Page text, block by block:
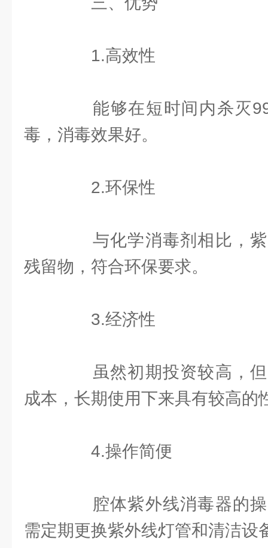
1.高效性
能够在短时间内杀灭
毒，消毒效果好。
2.环保性
与化学消毒剂相比，紫
残留物，符合环保要求。
3.经济性
虽然初期投资较高，但
成本，长期使用下来具有较高的
4.操作简便
腔体紫外线消毒器的操
需定期更换紫外线灯管和清洁设